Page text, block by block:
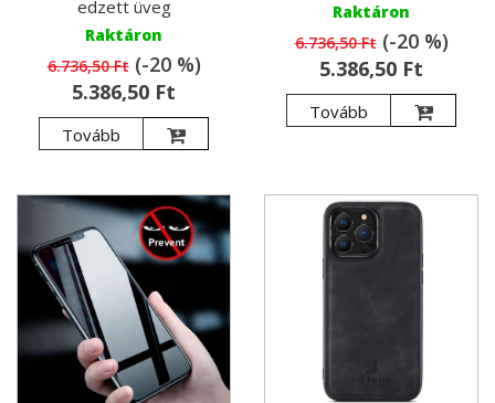
edzett üveg
Raktáron
6.736,50 Ft(-20 %)
5.386,50 Ft
Tovább
Raktáron
6.736,50 Ft(-20 %)
5.386,50 Ft
Tovább